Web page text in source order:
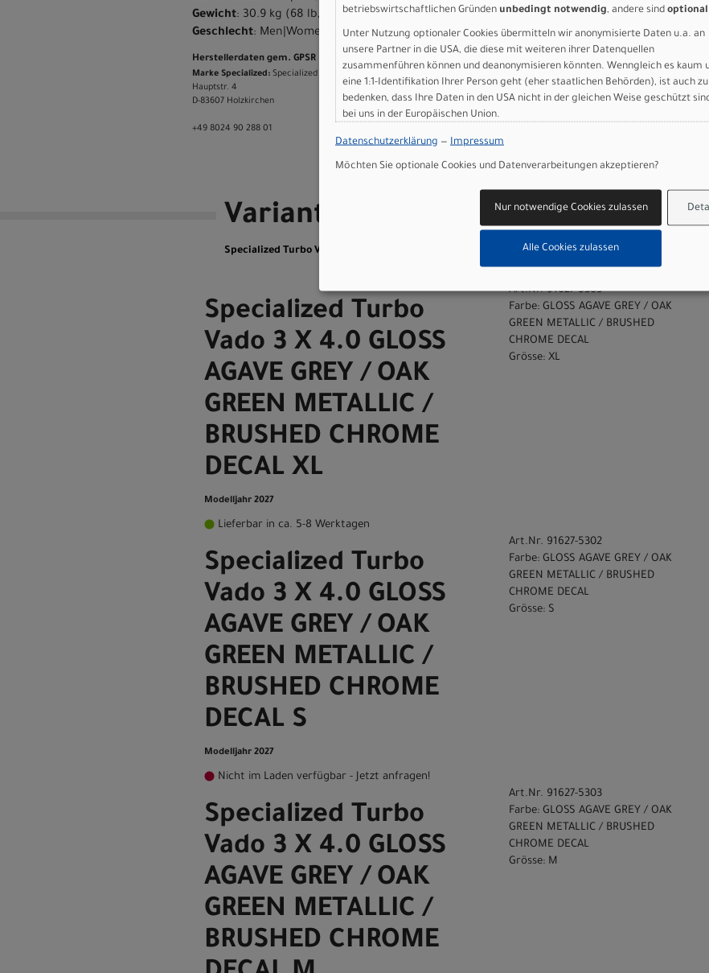
Gewicht: 30.9 kg (68 lb, 2.0 oz)
Geschlecht: Men|Women
Herstellerdaten gem. GPSR
Marke Specialized: Specialized Germany GmbH
Hauptstr. 4
D-83607 Holzkirchen
+49 8024 90 288 01
Varianten
Specialized Turbo Vado 3 X 4.0 GLOSS AGAVE GREY / OAK GREEN METALLIC / BRUSHED CHROME DECAL
Specialized Turbo
Vado 3 X 4.0 GLOSS
AGAVE GREY / OAK
GREEN METALLIC /
BRUSHED CHROME
DECAL XL
Modelljahr 2027
Lieferbar in ca. 5-8 Werktagen
Art.Nr. 91627-5305
Farbe: GLOSS AGAVE GREY / OAK
GREEN METALLIC / BRUSHED
CHROME DECAL
Grösse: XL
Specialized Turbo
Vado 3 X 4.0 GLOSS
AGAVE GREY / OAK
GREEN METALLIC /
BRUSHED CHROME
DECAL S
Modelljahr 2027
Nicht im Laden verfügbar - Jetzt anfragen!
Art.Nr. 91627-5302
Farbe: GLOSS AGAVE GREY / OAK
GREEN METALLIC / BRUSHED
CHROME DECAL
Grösse: S
Specialized Turbo
Vado 3 X 4.0 GLOSS
AGAVE GREY / OAK
GREEN METALLIC /
BRUSHED CHROME
Art.Nr. 91627-5303
Farbe: GLOSS AGAVE GREY / OAK
GREEN METALLIC / BRUSHED
CHROME DECAL
Grösse: M
betriebswirtschaftlichen Gründen unbedingt notwendig, andere sind optional
Unter Nutzung optionaler Cookies übermitteln wir anonymisierte Daten u.a. an
unsere Partner in die USA, die diese mit weiteren ihrer Datenquellen
zusammenführen können und deanonymisieren könnten. Wenngleich es kaum
eine 1:1-Identifikation Ihrer Person geht (eher staatlichen Behörden), ist auch zu
bedenken, dass Ihre Daten in den USA nicht in der gleichen Weise geschützt
bei uns in der Europäischen Union.
Datenschutzerklärung — Impressum
Möchten Sie optionale Cookies und Datenverarbeitungen akzeptieren?
Nur notwendige Cookies zulassen
Alle Cookies zulassen